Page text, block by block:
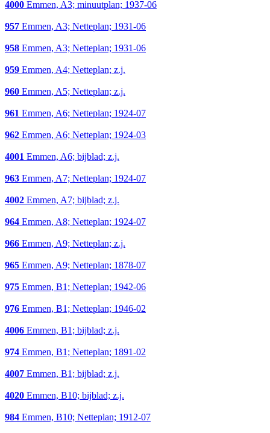
4000 Emmen, A3; minuutplan; 1937-06
957 Emmen, A3; Netteplan; 1931-06
958 Emmen, A3; Netteplan; 1931-06
959 Emmen, A4; Netteplan; z.j.
960 Emmen, A5; Netteplan; z.j.
961 Emmen, A6; Netteplan; 1924-07
962 Emmen, A6; Netteplan; 1924-03
4001 Emmen, A6; bijblad; z.j.
963 Emmen, A7; Netteplan; 1924-07
4002 Emmen, A7; bijblad; z.j.
964 Emmen, A8; Netteplan; 1924-07
966 Emmen, A9; Netteplan; z.j.
965 Emmen, A9; Netteplan; 1878-07
975 Emmen, B1; Netteplan; 1942-06
976 Emmen, B1; Netteplan; 1946-02
4006 Emmen, B1; bijblad; z.j.
974 Emmen, B1; Netteplan; 1891-02
4007 Emmen, B1; bijblad; z.j.
4020 Emmen, B10; bijblad; z.j.
984 Emmen, B10; Netteplan; 1912-07